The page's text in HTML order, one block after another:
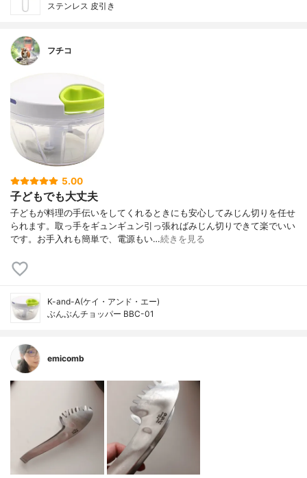
ステンレス 皮引き
フチコ
5.00
子どもでも大丈夫
子どもが料理の手伝いをしてくれるときにも安心してみじん切りを任せ
られます。取っ手をギュンギュン引っ張ればみじん切りできて楽でいい
です。お手入れも簡単で、電源もい…続きを見る
K-and-A(ケイ・アンド・エー)
ぶんぶんチョッパー BBC-01
emicomb